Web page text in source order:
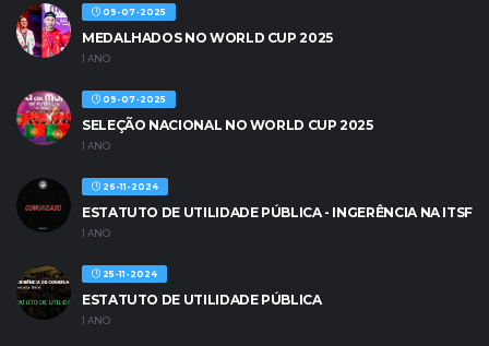
09-07-2025
MEDALHADOS NO WORLD CUP 2025
1 ANO
09-07-2025
SELEÇÃO NACIONAL NO WORLD CUP 2025
1 ANO
26-11-2024
ESTATUTO DE UTILIDADE PÚBLICA - INGERÊNCIA NA ITSF
1 ANO
25-11-2024
ESTATUTO DE UTILIDADE PÚBLICA
1 ANO